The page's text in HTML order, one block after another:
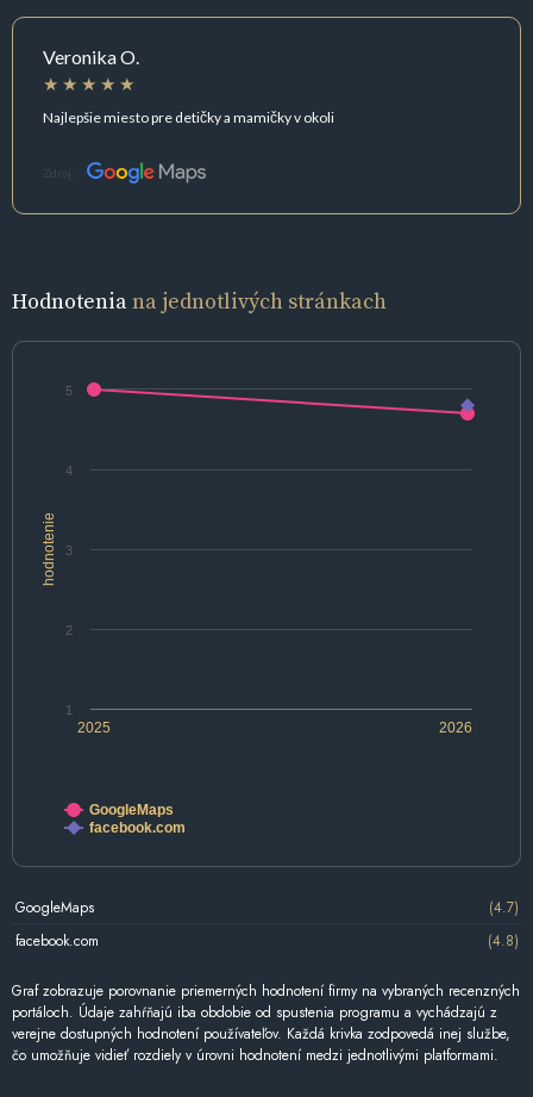
Veronika O.
Najlepšie miesto pre detičky a mamičky v okoli
Zdroj:
Hodnoteniana jednotlivých stránkach
hodnotenie
2025 2026
1
2
3
4
5
GoogleMaps
facebook.com
GoogleMaps
(4.7)
facebook.com
(4.8)
Graf zobrazuje porovnanie priemerných hodnotení firmy na vybraných recenzných
portáloch. Údaje zahŕňajú iba obdobie od spustenia programu a vychádzajú z
verejne dostupných hodnotení používateľov. Každá krivka zodpovedá inej službe,
čo umožňuje vidieť rozdiely v úrovni hodnotení medzi jednotlivými platformami.